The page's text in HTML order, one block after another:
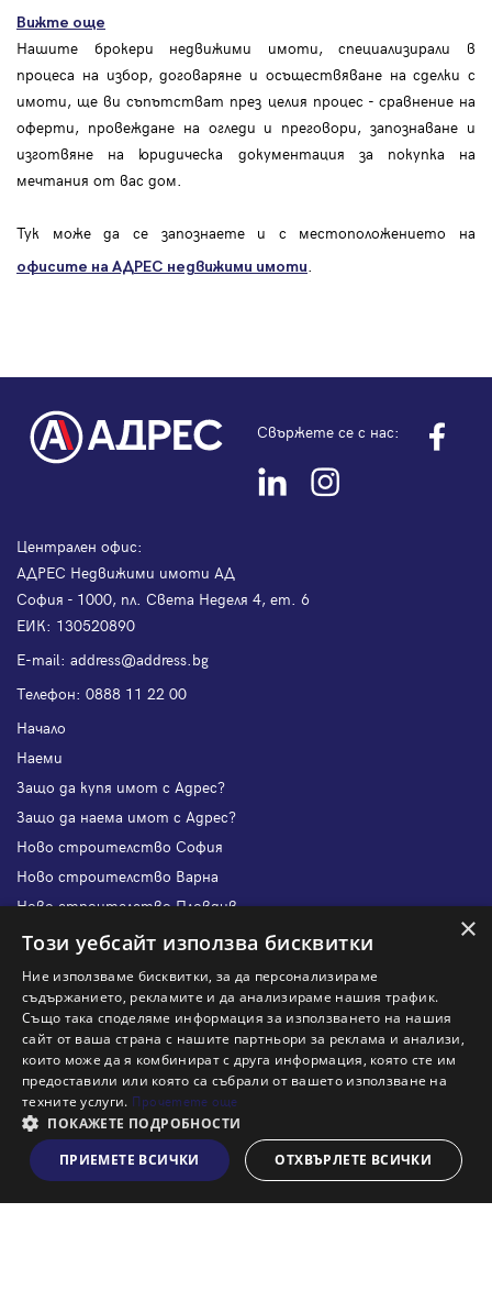
Виж на картата
Вижте още
Нашите брокери недвижими имоти, специализирали в
процеса на избор, договаряне и осъществяване на сделки с
имоти, ще ви съпътстват през целия процес - сравнение на
оферти, провеждане на огледи и преговори, запознаване и
изготвяне на юридическа документация за покупка на
мечтания от вас дом.
Тук може да се запознаете и с местоположението на
офисите на АДРЕС недвижими имоти
Свържете се с нас:
Централен офис:
АДРЕС Недвижими имоти АД
София - 1000, пл. Света Неделя 4, ет. 6
ЕИК: 130520890
Е-mail: address@address.bg
Телефон: 0888 11 22 00
Начало
Наеми
Защо да купя имот с Адрес?
Защо да наема имот с Адрес?
Ново строителство София
Ново строителство Варна
Ново строителство Пловдив
Ново строителство Бургас
Защо да отдам имот с Адрес?
Наши офиси
Кариери
Кои сме ние?
Франчайз
Блог
Искаш ли да получаваш актуална информация за пазара
на недвижими имоти?
×
Този уебсайт използва бисквитки
Ние използваме бисквитки, за да персонализираме
съдържанието, рекламите и да анализираме нашия трафик.
Също така споделяме информация за използването на нашия
сайт от ваша страна с нашите партньори за реклама и анализи,
които може да я комбинират с друга информация, която сте им
предоставили или която са събрали от вашето използване на
техните услуги. Прочетете още
ПОКАЖЕТЕ ПОДРОБНОСТИ
ПРИЕМЕТЕ ВСИЧКИ
ОТХВЪРЛЕТЕ ВСИЧКИ